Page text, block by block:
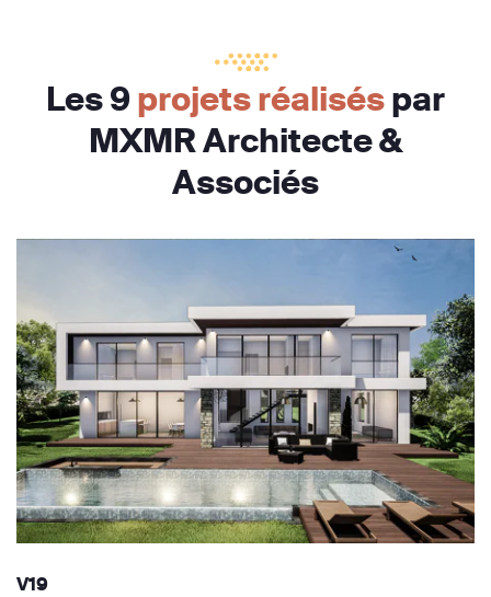
Les 9 projets réaliséspar
MXMR Architecte &
Associés
V19